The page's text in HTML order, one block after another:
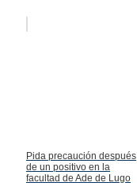
Pida precaución después
de un positivo en la
facultad de Ade de Lugo